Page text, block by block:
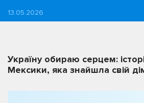
13.05.2026
Україну обираю серцем:
Мексики, яка знайшла свій